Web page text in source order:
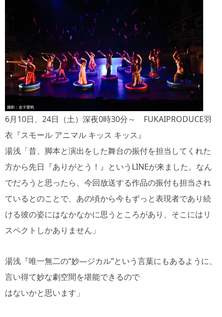
6月10日、24日（土）深夜0時30分～ FUKAIPRODUCE羽
衣『スモール アニマル キッス キッス』
湯浅「昔、脚本と演出をした舞台の振付を担当してくれた
方から先日『ありがとう！』というLINEが来ました。なん
でだろうと思ったら、今回放送する作品の振付も担当され
ているとのことで、あの頃から今もずっと表現者であり続
ける彼の姿にはなかなかに思うところがあり、そこにはリ
スペクトしかありません」
湯浅『唯一無二の“妙―ジカル”という言葉にもあるように、
言い得て妙な劇空間を堪能できるので
はないかと思います」